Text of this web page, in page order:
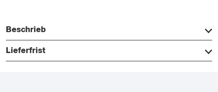
Beschrieb
Lieferfrist